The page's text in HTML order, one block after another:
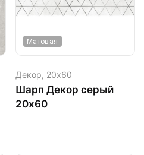
Матовая
Декор, 20х60
Шарп Декор серый
20х60